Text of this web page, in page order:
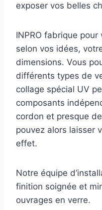
exposer vos belles
INPRO fabrique
selon vos idées,
dimensions. Vous
différents types de
collage spécial UV
composants
cordon et presque
pouvez alors laisser
effet.
Notre équipe
finition soignée et
ouvrages en verre.